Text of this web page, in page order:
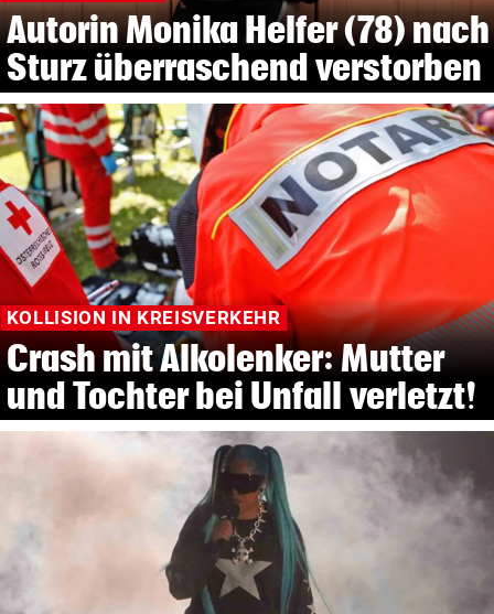
Autorin Monika Helfer (78) nach
Sturz überraschend verstorben
KOLLISION IN KREISVERKEHR
Crash mit Alkolenker: Mutter
und Tochter bei Unfall verletzt!